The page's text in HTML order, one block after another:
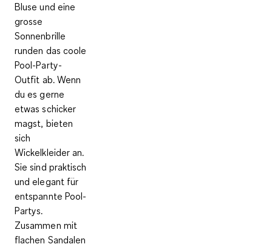
Bluse und eine
grosse
Sonnenbrille
runden das coole
Pool-Party-
Outfit ab. Wenn
du es gerne
etwas schicker
magst, bieten
sich
Wickelkleider an.
Sie sind praktisch
und elegant für
entspannte Pool-
Partys.
Zusammen mit
flachen Sandalen